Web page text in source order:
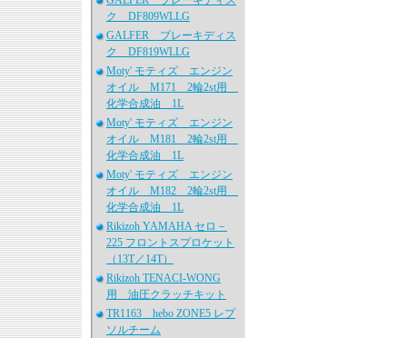
ク DF809WLLG
GALFER ブレーキディス
ク DF819WLLG
Moty' モティズ エンジン
オイル M171 2輪2st用
化学合成油 1L
Moty' モティズ エンジン
オイル M181 2輪2st用
化学合成油 1L
Moty' モティズ エンジン
オイル M182 2輪2st用
化学合成油 1L
Rikizoh YAMAHA セロ－
225 フロントスプロケット
（13T／14T）
Rikizoh TENACI-WONG
用 油圧クラッチキット
TR1163 hebo ZONE5 レプ
ソルチーム